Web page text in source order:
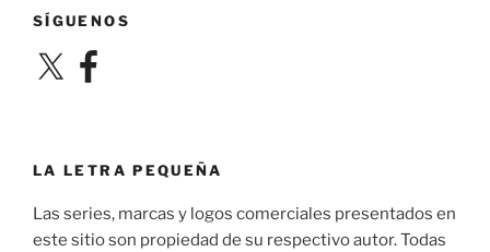
SÍGUENOS
X Facebook
LA LETRA PEQUEÑA
Las series, marcas y logos comerciales presentados en
este sitio son propiedad de su respectivo autor. Todas